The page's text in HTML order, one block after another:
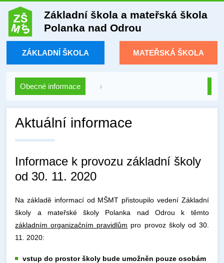
Základní škola a mateřská škola
Polanka nad Odrou
ZÁKLADNÍ ŠKOLA MATEŘSKÁ ŠKOLA
Obecné informace
Aktuální informace
Informace k provozu základní školy
od 30. 11. 2020
Na základě informací od MŠMT přistoupilo vedení Základní
školy a mateřské školy Polanka nad Odrou k těmto
základním organizačním pravidlům pro provoz školy od 30.
11. 2020:
vstup do prostor školy bude umožněn pouze osobám